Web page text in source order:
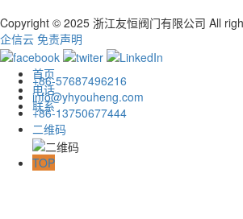
Copyright © 2025 浙江友恒阀门有限公司 All
企信云 免责声明
首页
电话
联系
+86-57687496216
info@yhyouheng.com
+86-13750677444
二维码
TOP